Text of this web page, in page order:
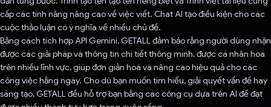
cấp các tính năng nâng cao về việc viết. Chat AI tạo điều kiện cho các
cuộc thảo luận có ý nghĩa về nhiều chủ đề.
Bằng cách tích hợp API Gemini, GETALL đảm bảo rằng người dùng nhận
được các giải pháp và thông tin chi tiết thông minh, được cá nhân hoá
trên nhiều lĩnh vực, giúp đơn giản hoá và nâng cao hiệu quả cho các
công việc hằng ngày. Cho dù bạn muốn tìm hiểu, giải quyết vấn đề hay
sáng tạo, GETALL đều hỗ trợ bạn bằng các công cụ dựa trên AI để đạt